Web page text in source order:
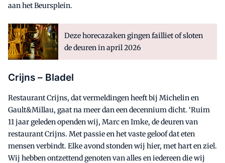
aan het Beursplein.
Deze horecazaken gingen failliet of sloten
de deuren in april 2026
Crijns – Bladel
Restaurant Crijns, dat vermeldingen heeft bij Michelin en
Gault&Millau, gaat na meer dan een decennium dicht. ‘Ruim
11 jaar geleden openden wij, Marc en Imke, de deuren van
restaurant Crijns. Met passie en het vaste geloof dat eten
mensen verbindt. Elke avond stonden wij hier, met hart en ziel.
Wij hebben ontzettend genoten van alles en iedereen die wij